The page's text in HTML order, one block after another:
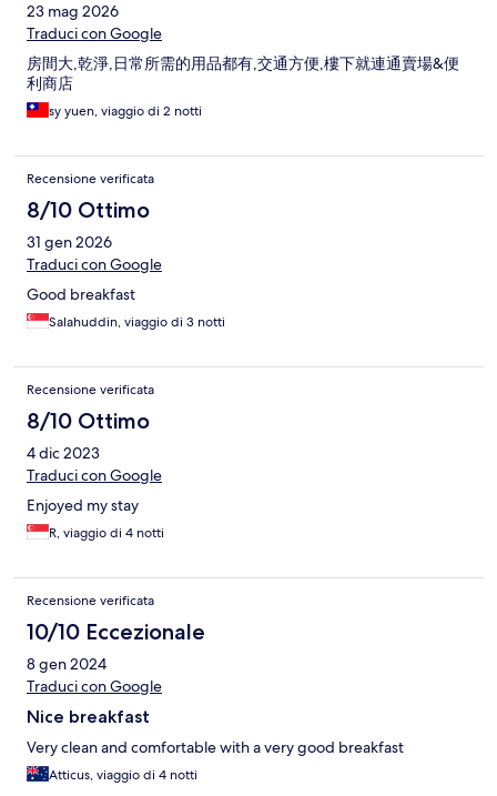
23 mag 2026
Traduci con Google
房間大,乾淨,日常所需的用品都有,交通方便,樓下就連通賣場&便
利商店
sy yuen, viaggio di 2 notti
Recensione verificata
8/10 Ottimo
31 gen 2026
Traduci con Google
Good breakfast
Salahuddin, viaggio di 3 notti
Recensione verificata
8/10 Ottimo
4 dic 2023
Traduci con Google
Enjoyed my stay
R, viaggio di 4 notti
Recensione verificata
10/10 Eccezionale
8 gen 2024
Traduci con Google
Nice breakfast
Very clean and comfortable with a very good breakfast
Atticus, viaggio di 4 notti